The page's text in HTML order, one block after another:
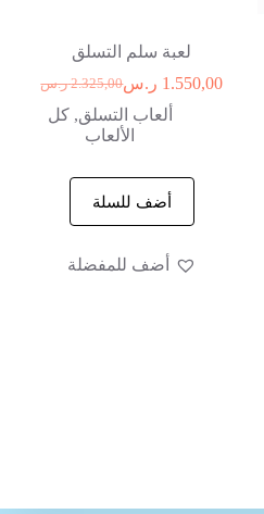
لعبة سلم التسلق
2.325,00 ر.س 1.550,00 ر.س
ألعاب التسلق,كل
الألعاب
أضف للسلة
أضف للمفضلة